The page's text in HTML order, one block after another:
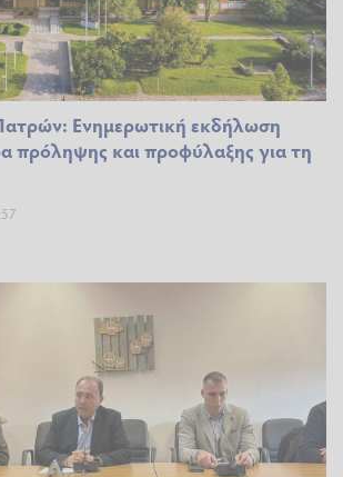
Ενημερωτική εκδήλωση
πρόληψης και προφύλαξης για τη